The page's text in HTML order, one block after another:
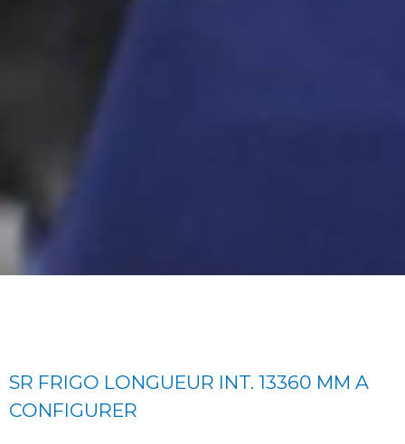
SR FRIGO LONGUEUR INT. 13360 MM A
CONFIGURER